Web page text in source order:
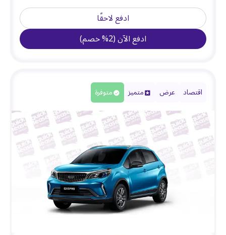
ادفع لاحقًا
ادفع الآن(
2
%خصم)
اقتصاد عرض متميز متوفرة